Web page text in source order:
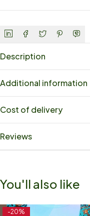
Description
Additional information
Cost of delivery
Reviews
You'll also like
-20%